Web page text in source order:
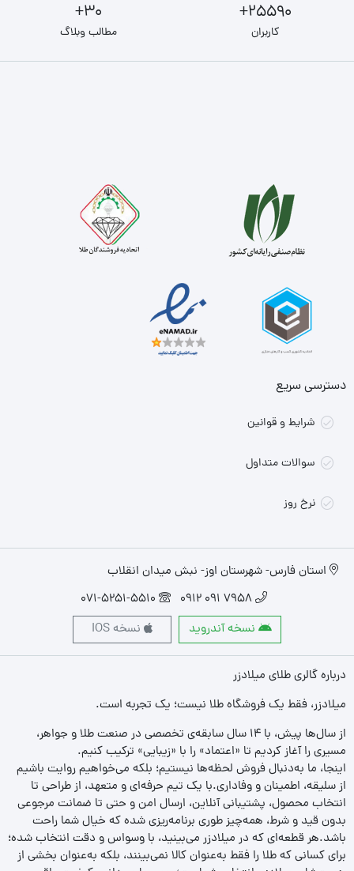
25590+
کاربران
30+
مطالب وبلاگ
دسترسی سریع
شرایط و قوانین
سوالات متداول
نرخ روز
استان فارس- شهرستان اوز- نبش میدان انقلاب
7958 091 0912
071-5251-5510
نسخه آندروید
نسخه IOS
درباره گالری طلای میلادزر
میلادزر، فقط یک فروشگاه طلا نیست؛ یک تجربه‌ است.
از سال‌ها پیش، با ۱۴ سال سابقه‌ی تخصصی در صنعت طلا و جواهر،
مسیری را آغاز کردیم تا «اعتماد» را با «زیبایی» ترکیب کنیم.
اینجا، ما به‌دنبال فروش لحظه‌ها نیستیم؛ بلکه می‌خواهیم روایت باشیم
از سلیقه، اطمینان و وفاداری.با یک تیم حرفه‌ای و متعهد، از طراحی تا
انتخاب محصول، پشتیبانی آنلاین، ارسال امن و حتی تا ضمانت مرجوعی
بدون قید و شرط، همه‌چیز طوری برنامه‌ریزی شده که خیال شما راحت
باشد.هر قطعه‌ای که در میلادزر می‌بینید، با وسواس و دقت انتخاب شده؛
برای کسانی که طلا را فقط به‌عنوان کالا نمی‌بینند، بلکه به‌عنوان بخشی از